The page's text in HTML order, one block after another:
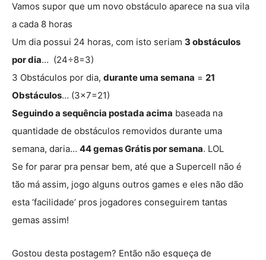
Vamos supor que um novo obstáculo aparece na sua vila
a cada 8 horas
Um dia possui 24 horas, com isto seriam 3 obstáculos
por dia… (24÷8=3)
3 Obstáculos por dia, durante uma semana = 21
Obstáculos… (3×7=21)
Seguindo a sequência postada acima baseada na
quantidade de obstáculos removidos durante uma
semana, daria… 44 gemas Grátis por semana. LOL
Se for parar pra pensar bem, até que a Supercell não é
tão má assim, jogo alguns outros games e eles não dão
esta ‘facilidade’ pros jogadores conseguirem tantas
gemas assim!
Gostou desta postagem? Então não esqueça de